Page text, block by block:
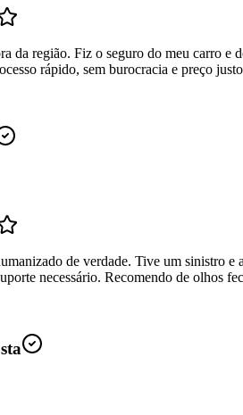
da região. Fiz o seguro do meu carro e
rápido, sem burocracia e preço
de verdade. Tive um sinistro e
necessário. Recomendo de olhos